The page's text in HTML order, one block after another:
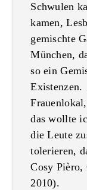
Schwulen
kamen,
gemischte
München,
so ein
das wollte
die Leute
tolerieren,
Cosy Pièro,
2010).